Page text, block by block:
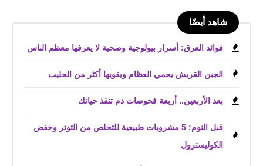
شاهد أيضًا
فوائد العرق: أسرار بيولوجية وصحية لا يعرفها معظم الناس
الجبن القريش يحمي العظام ويقويها أكثر من الحليب
بعد الأربعين.. أربعة فحوصات دم تنقذ حياتك
قبل النوم: 5 مشروبات طبيعية للتخلص من التوتر وخفض
الكوليسترول